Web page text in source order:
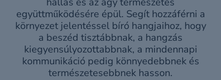
együttműködésére épül. Segít hozzáférni a
környezet jelentéssel bíró hangjaihoz, hogy
a beszéd tisztábbnak, a hangzás
kiegyensúlyozottabbnak, a mindennapi
kommunikáció pedig könnyedebbnek és
természetesebbnek hasson.